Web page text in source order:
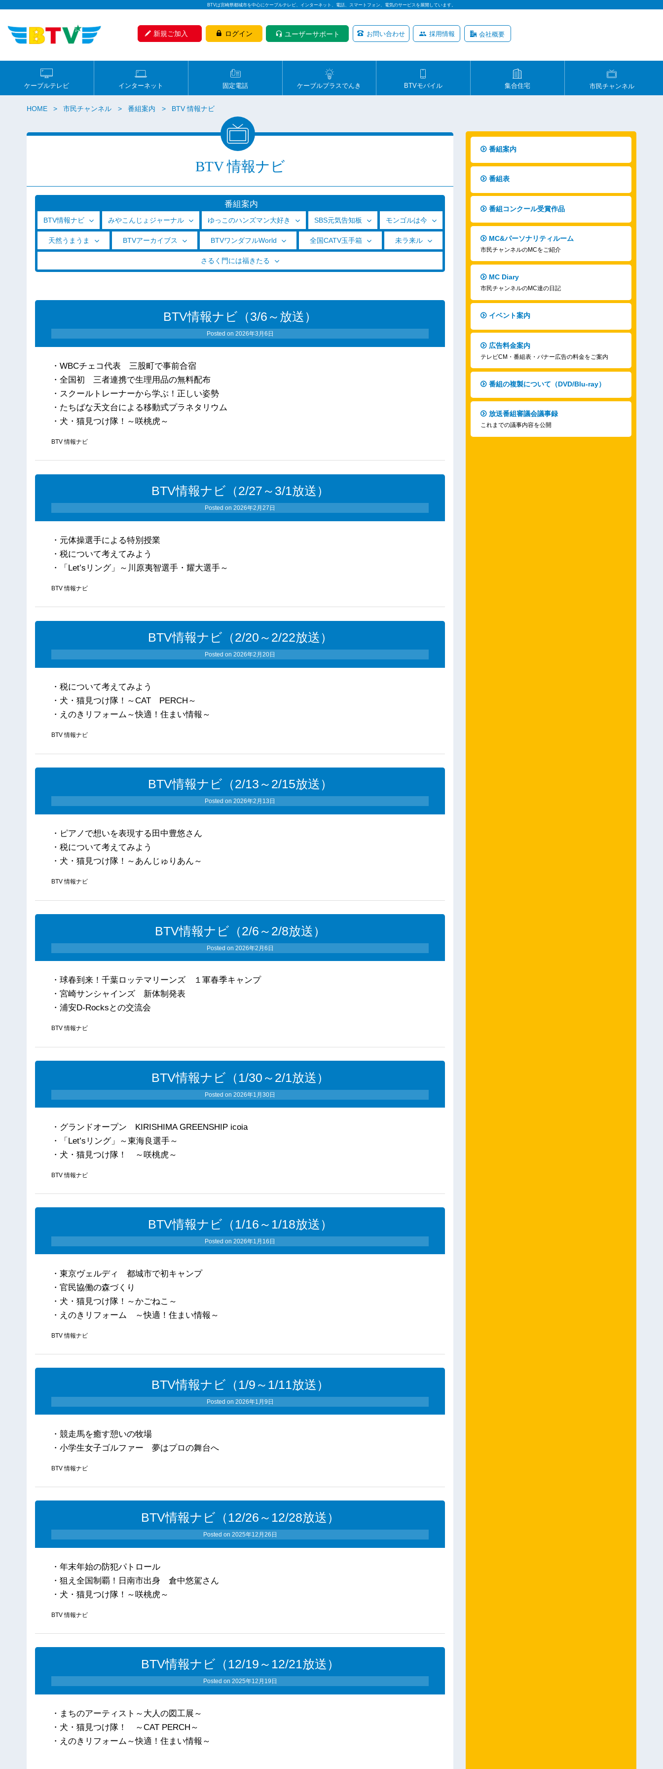
BTVは宮崎県都城市を中心にケーブルテレビ、インターネット、電話、スマートフォン、電気のサービスを展開しています。
新規ご加入 ログイン ユーザーサポート お問い合わせ 採用情報 会社概要
ケーブルテレビ インターネット 固定電話 ケーブルプラスでんき BTVモバイル 集合住宅 市民チャンネル
HOME 市民チャンネル 番組案内 BTV 情報ナビ
BTV 情報ナビ
番組案内
BTV情報ナビ みやこんじょジャーナル ゆっこのハンズマン大好き SBS元気告知板 モンゴルは今
天然うまうま BTVアーカイブス BTVワンダフルWorld 全国CATV玉手箱 未ラ来ル
さるく門には福きたる
BTV情報ナビ（3/6～放送）
Posted on 2026年3月6日
・WBCチェコ代表 三股町で事前合宿
・全国初 三者連携で生理用品の無料配布
・スクールトレーナーから学ぶ！正しい姿勢
・たちばな天文台による移動式プラネタリウム
・犬・猫見つけ隊！～咲桃虎～
BTV 情報ナビ
BTV情報ナビ（2/27～3/1放送）
Posted on2026年2月27日
・元体操選手による特別授業
・税について考えてみよう
・「Let’sリング」～川原夷智選手・耀大選手～
BTV 情報ナビ
BTV情報ナビ（2/20～2/22放送）
Posted on2026年2月20日
・税について考えてみよう
・犬・猫見つけ隊！～CAT PERCH～
・えのきリフォーム～快適！住まい情報～
BTV 情報ナビ
BTV情報ナビ（2/13～2/15放送）
Posted on2026年2月13日
・ピアノで想いを表現する田中豊悠さん
・税について考えてみよう
・犬・猫見つけ隊！～あんじゅりあん～
BTV 情報ナビ
BTV情報ナビ（2/6～2/8放送）
Posted on 2026年2月6日
・球春到来！千葉ロッテマリーンズ １軍春季キャンプ
・宮崎サンシャインズ 新体制発表
・浦安D-Rocksとの交流会
BTV 情報ナビ
BTV情報ナビ（1/30～2/1放送）
Posted on2026年1月30日
・グランドオープン KIRISHIMA GREENSHIP icoia
・「Let’sリング」～東海良選手～
・犬・猫見つけ隊！ ～咲桃虎～
BTV 情報ナビ
BTV情報ナビ（1/16～1/18放送）
Posted on2026年1月16日
・東京ヴェルディ 都城市で初キャンプ
・官民協働の森づくり
・犬・猫見つけ隊！～かごねこ～
・えのきリフォーム ～快適！住まい情報～
BTV 情報ナビ
BTV情報ナビ（1/9～1/11放送）
Posted on 2026年1月9日
・競走馬を癒す憩いの牧場
・小学生女子ゴルファー 夢はプロの舞台へ
BTV 情報ナビ
BTV情報ナビ（12/26～12/28放送）
Posted on 2025年12月26日
・年末年始の防犯パトロール
・狙え全国制覇！日南市出身 倉中悠駕さん
・犬・猫見つけ隊！～咲桃虎～
BTV 情報ナビ
BTV情報ナビ（12/19～12/21放送）
Posted on 2025年12月19日
・まちのアーティスト～大人の図工展～
・犬・猫見つけ隊！ ～CAT PERCH～
・えのきリフォーム～快適！住まい情報～
番組案内
番組表
番組コンクール受賞作品
MC&パーソナリティルーム
市民チャンネルのMCをご紹介
MC Diary
市民チャンネルのMC達の日記
イベント案内
広告料金案内
テレビCM・番組表・バナー広告の料金をご案内
番組の複製について（DVD/Blu-ray）
放送番組審議会議事録
これまでの議事内容を公開